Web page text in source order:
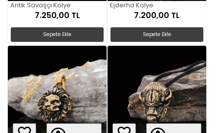
Antik Savaşçı Kolye
7.250,00 TL
Sepete Ekle
Ejderha Kolye
7.200,00 TL
Sepete Ekle